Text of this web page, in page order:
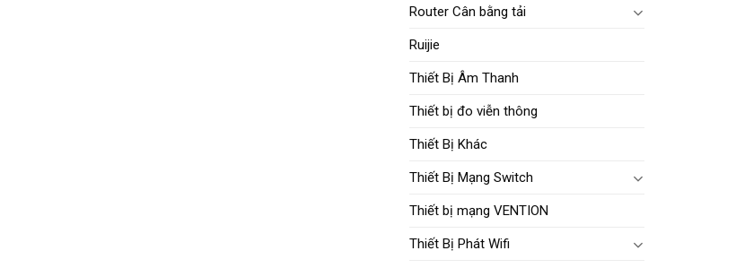
Router Cân bằng tải
Ruijie
Thiết Bị Âm Thanh
Thiết bị đo viễn thông
Thiết Bị Khác
Thiết Bị Mạng Switch
Thiết bị mạng VENTION
Thiết Bị Phát Wifi